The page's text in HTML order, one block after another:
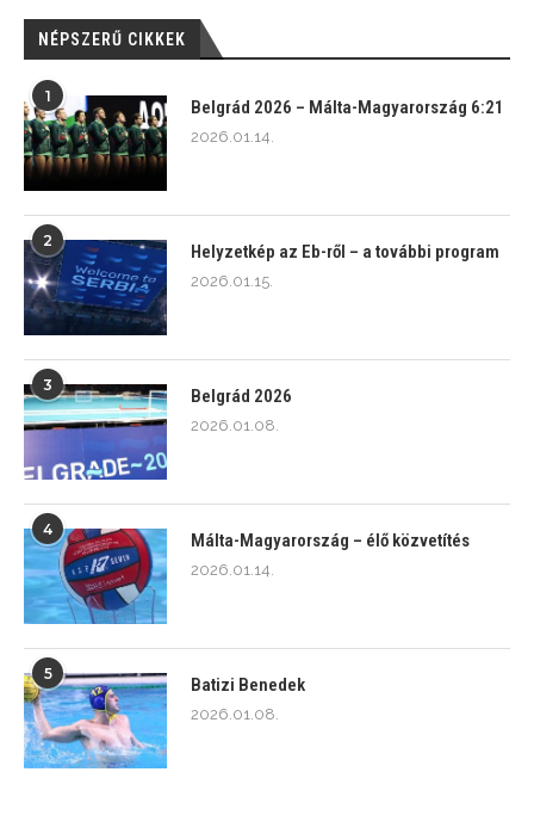
NÉPSZERŰ CIKKEK
1
Belgrád 2026 – Málta-Magyarország 6:21
2026.01.14.
2
Helyzetkép az Eb-ről – a további program
2026.01.15.
3
Belgrád 2026
2026.01.08.
4
Málta-Magyarország – élő közvetítés
2026.01.14.
5
Batizi Benedek
2026.01.08.